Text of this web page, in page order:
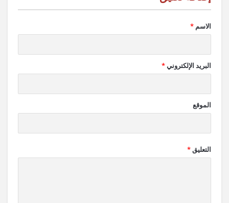
الاسم *
البريد الإلكتروني*
الموقع
التعليق*